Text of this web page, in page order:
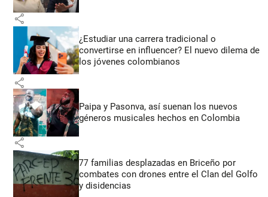
share
¿Estudiar una carrera tradicional o
convertirse en influencer? El nuevo dilema de
los jóvenes colombianos
share
Paipa y Pasonva, así suenan los nuevos
géneros musicales hechos en Colombia
share
77 familias desplazadas en Briceño por
combates con drones entre el Clan del Golfo
y disidencias